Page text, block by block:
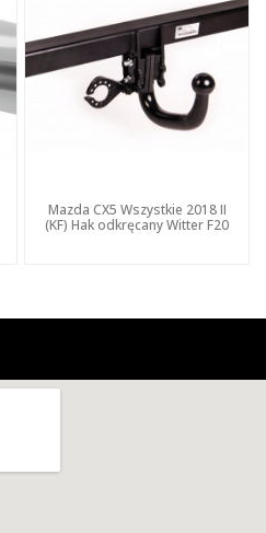
Mazda CX5 Wszystkie 2018 II
(KF) Hak odkręcany Witter F20